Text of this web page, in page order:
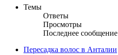
Темы
Ответы
Просмотры
Последнее сообщение
Пересадка волос в Анталии